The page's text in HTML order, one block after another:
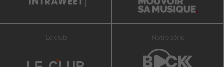
Le club Notre série